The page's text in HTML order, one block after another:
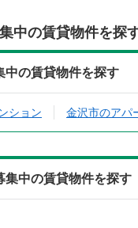
中の賃貸物件を探
中の賃貸物件を探す
ション 金沢市のアパ
集中の賃貸物件を探す